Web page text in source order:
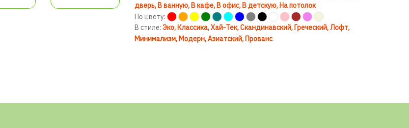
дверь В ванную В кафе В офис В детскую На потолок
По цвету:
В стиле: Эко Классика Хай-Тек Скандинавский Греческий Лофт
Минимализм Модерн Азиатский Прованс